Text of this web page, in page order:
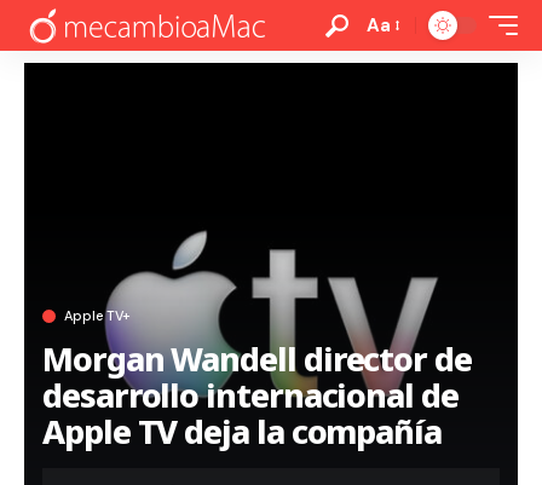
Aa
Apple TV+
Morgan Wandell director de
desarrollo internacional de
Apple TV deja la compañía